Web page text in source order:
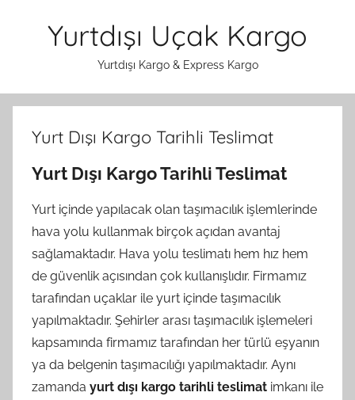
Yurtdışı Uçak Kargo
Yurtdışı Kargo & Express Kargo
Yurt Dışı Kargo Tarihli Teslimat
Yurt Dışı Kargo Tarihli Teslimat
Yurt içinde yapılacak olan taşımacılık işlemlerinde
hava yolu kullanmak birçok açıdan avantaj
sağlamaktadır. Hava yolu teslimatı hem hız hem
de güvenlik açısından çok kullanışlıdır. Firmamız
tarafından uçaklar ile yurt içinde taşımacılık
yapılmaktadır. Şehirler arası taşımacılık işlemeleri
kapsamında firmamız tarafından her türlü eşyanın
ya da belgenin taşımacılığı yapılmaktadır. Aynı
zamanda yurt dışı kargo tarihli teslimat imkanı ile